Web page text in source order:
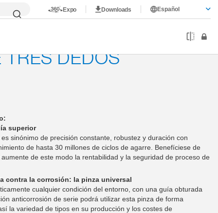
Expo Downloads Español
DEDOS
superior
sinónimo de precisión constante, robustez y duración con
de hasta 30 millones de ciclos de agarre. Benefíciese de
de este modo la rentabilidad y la seguridad de proceso de
contra la corrosión: la pinza universal
cualquier condición del entorno, con una guía obturada
anticorrosión de serie podrá utilizar esta pinza de forma
la variedad de tipos en su producción y los costes de